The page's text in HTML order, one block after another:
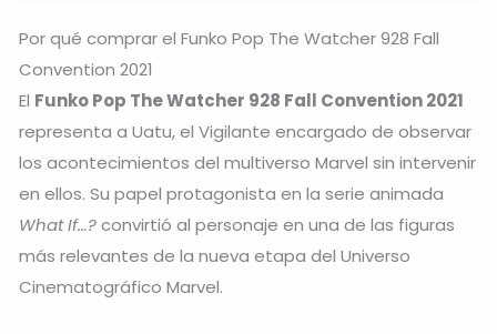
Por qué comprar el Funko Pop The Watcher 928 Fall
Convention 2021
El Funko Pop The Watcher 928 Fall Convention 2021
representa a Uatu, el Vigilante encargado de observar
los acontecimientos del multiverso Marvel sin intervenir
en ellos. Su papel protagonista en la serie animada
What If…?convirtió al personaje en una de las figuras
más relevantes de la nueva etapa del Universo
Cinematográfico Marvel.